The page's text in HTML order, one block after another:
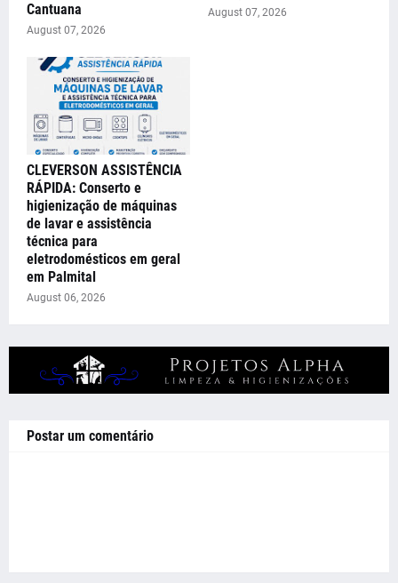
Cantuana
August 07, 2026
August 07, 2026
CLEVERSON ASSISTÊNCIA
RÁPIDA: Conserto e
higienização de máquinas
de lavar e assistência
técnica para
eletrodomésticos em geral
em Palmital
August 06, 2026
Postar um comentário